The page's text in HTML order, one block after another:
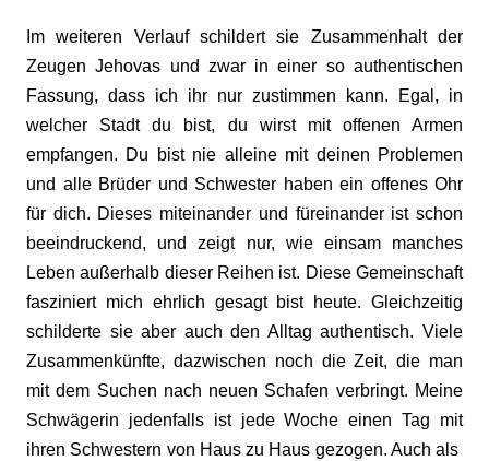
Im weiteren Verlauf schildert sie Zusammenhalt der
Zeugen Jehovas und zwar in einer so authentischen
Fassung, dass ich ihr nur zustimmen kann. Egal, in
welcher Stadt du bist, du wirst mit offenen Armen
empfangen. Du bist nie alleine mit deinen Problemen
und alle Brüder und Schwester haben ein offenes Ohr
für dich. Dieses miteinander und füreinander ist schon
beeindruckend, und zeigt nur, wie einsam manches
Leben außerhalb dieser Reihen ist. Diese Gemeinschaft
fasziniert mich ehrlich gesagt bist heute. Gleichzeitig
schilderte sie aber auch den Alltag authentisch. Viele
Zusammenkünfte, dazwischen noch die Zeit, die man
mit dem Suchen nach neuen Schafen verbringt. Meine
Schwägerin jedenfalls ist jede Woche einen Tag mit
ihren Schwestern von Haus zu Haus gezogen. Auch als